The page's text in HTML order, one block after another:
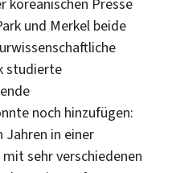
und Merkel beide
studierte
noch hinzufügen:
Jahren in einer
sehr verschiedenen